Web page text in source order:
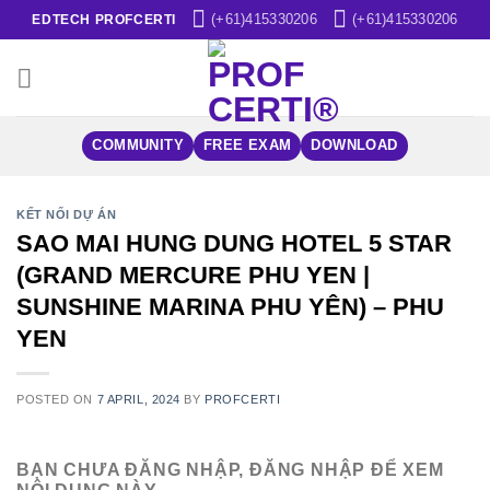
Skip
to
content
EDTECH PROFCERTI (+61)415330206 (+61)415330206
COMMUNITY FREE EXAM DOWNLOAD
KẾT NỐI DỰ ÁN
SAO MAI HUNG DUNG HOTEL 5 STAR
(GRAND MERCURE PHU YEN |
SUNSHINE MARINA PHU YÊN) – PHU
YEN
POSTED ON 7 APRIL, 2024 BY PROFCERTI
BẠN CHƯA ĐĂNG NHẬP, ĐĂNG NHẬP ĐỂ XEM